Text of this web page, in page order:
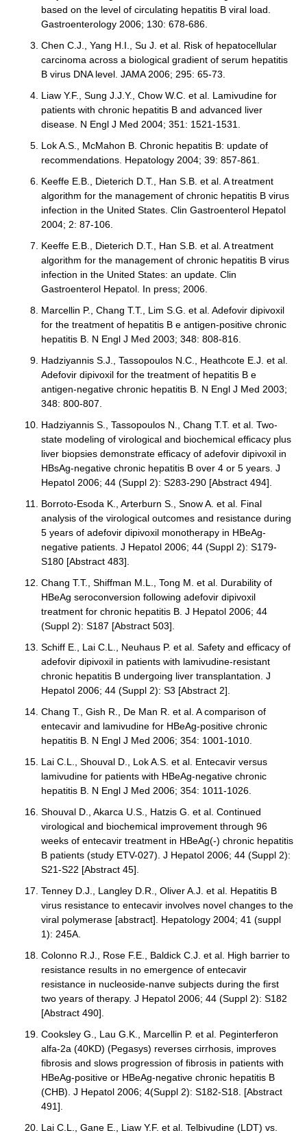
based on the level of circulating hepatitis B viral load.
Gastroenterology 2006; 130: 678-686.
Chen C.J., Yang H.I., Su J. et al. Risk of hepatocellular
carcinoma across a biological gradient of serum hepatitis
B virus DNA level. JAMA 2006; 295: 65-73.
Liaw Y.F., Sung J.J.Y., Chow W.C. et al. Lamivudine for
patients with chronic hepatitis B and advanced liver
disease. N Engl J Med 2004; 351: 1521-1531.
Lok A.S., McMahon B. Chronic hepatitis B: update of
recommendations. Hepatology 2004; 39: 857-861.
Keeffe E.B., Dieterich D.T., Han S.B. et al. A treatment
algorithm for the management of chronic hepatitis B virus
infection in the United States. Clin Gastroenterol Hepatol
2004; 2: 87-106.
Keeffe E.B., Dieterich D.T., Han S.B. et al. A treatment
algorithm for the management of chronic hepatitis B virus
infection in the United States: an update. Clin
Gastroenterol Hepatol. In press; 2006.
Marcellin P., Chang T.T., Lim S.G. et al. Adefovir dipivoxil
for the treatment of hepatitis B e antigen-positive chronic
hepatitis B. N Engl J Med 2003; 348: 808-816.
Hadziyannis S.J., Tassopoulos N.C., Heathcote E.J. et al.
Adefovir dipivoxil for the treatment of hepatitis B e
antigen-negative chronic hepatitis B. N Engl J Med 2003;
348: 800-807.
Hadziyannis S., Tassopoulos N., Chang T.T. et al. Two-
state modeling of virological and biochemical efficacy plus
liver biopsies demonstrate efficacy of adefovir dipivoxil in
HBsAg-negative chronic hepatitis B over 4 or 5 years. J
Hepatol 2006; 44 (Suppl 2): S283-290 [Abstract 494].
Borroto-Esoda K., Arterburn S., Snow A. et al. Final
analysis of the virological outcomes and resistance during
5 years of adefovir dipivoxil monotherapy in HBeAg-
negative patients. J Hepatol 2006; 44 (Suppl 2): S179-
S180 [Abstract 483].
Chang T.T., Shiffman M.L., Tong M. et al. Durability of
HBeAg seroconversion following adefovir dipivoxil
treatment for chronic hepatitis B. J Hepatol 2006; 44
(Suppl 2): S187 [Abstract 503].
Schiff E., Lai C.L., Neuhaus P. et al. Safety and efficacy of
adefovir dipivoxil in patients with lamivudine-resistant
chronic hepatitis B undergoing liver transplantation. J
Hepatol 2006; 44 (Suppl 2): S3 [Abstract 2].
Chang T., Gish R., De Man R. et al. A comparison of
entecavir and lamivudine for HBeAg-positive chronic
hepatitis B. N Engl J Med 2006; 354: 1001-1010.
Lai C.L., Shouval D., Lok A.S. et al. Entecavir versus
lamivudine for patients with HBeAg-negative chronic
hepatitis B. N Engl J Med 2006; 354: 1011-1026.
Shouval D., Akarca U.S., Hatzis G. et al. Continued
virological and biochemical improvement through 96
weeks of entecavir treatment in HBeAg(-) chronic hepatitis
B patients (study ETV-027). J Hepatol 2006; 44 (Suppl 2):
S21-S22 [Abstract 45].
Tenney D.J., Langley D.R., Oliver A.J. et al. Hepatitis B
virus resistance to entecavir involves novel changes to the
viral polymerase [abstract]. Hepatology 2004; 41 (suppl
1): 245A.
Colonno R.J., Rose F.E., Baldick C.J. et al. High barrier to
resistance results in no emergence of entecavir
resistance in nucleoside-naпve subjects during the first
two years of therapy. J Hepatol 2006; 44 (Suppl 2): S182
[Abstract 490].
Cooksley G., Lau G.K., Marcellin P. et al. Peginterferon
alfa-2a (40KD) (Pegasys) reverses cirrhosis, improves
fibrosis and slows progression of fibrosis in patients with
HBeAg-positive or HBeAg-negative chronic hepatitis B
(CHB). J Hepatol 2006; 4(Suppl 2): S182-S18. [Abstract
491].
Lai C.L., Gane E., Liaw Y.F. et al. Telbivudine (LDT) vs.